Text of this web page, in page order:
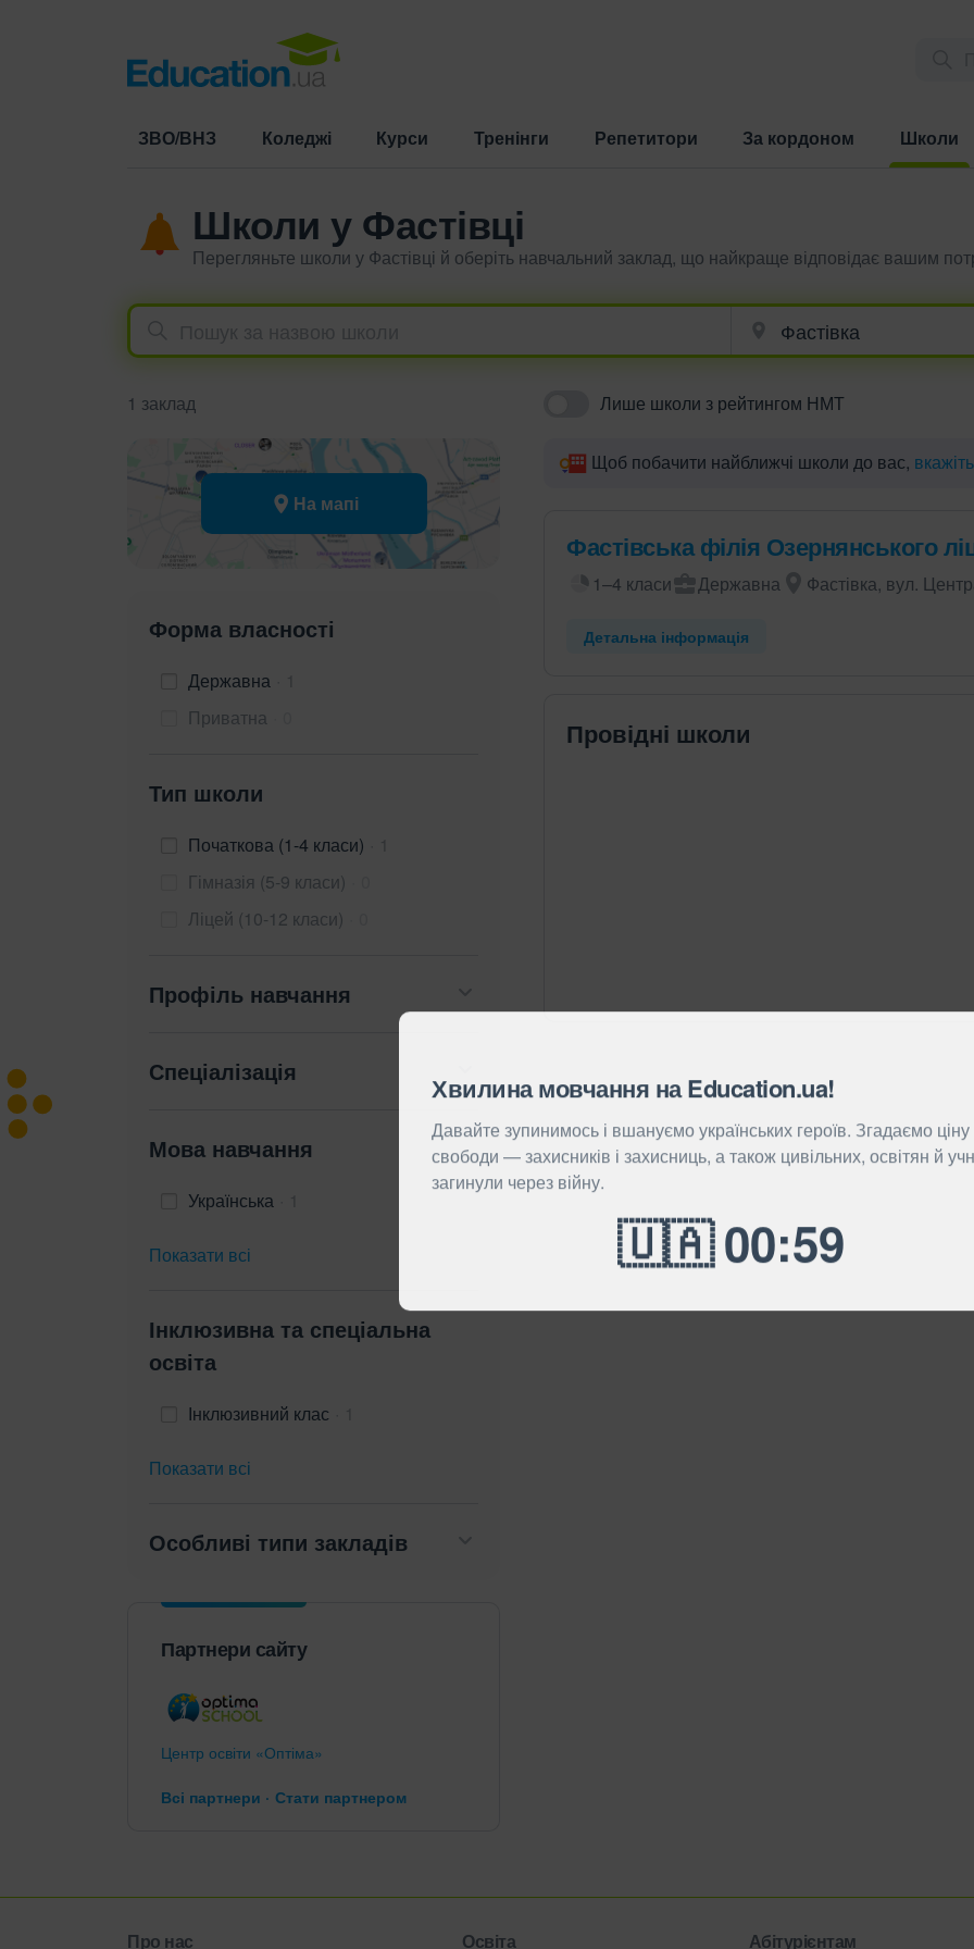
ЗВО/ВНЗ Коледжі Курси Тренінги Репетитори За кордоном
Школи
Школи у Фастівці
Перегляньте школи у Фастівці й оберіть навчальний заклад, що найкраще відповідає вашим
1 заклад Лише школи з рейтингом НМТ
На мапі
Форма власності
Державна
Приватна
Тип школи
Початкова (1-4 класи)
Гімназія (5-9 класи)
Ліцей (10-12 класи)
Профіль навчання
Спеціалізація
Мова навчання
Українська
Показати всі
Інклюзивна та спеціальна
освіта
Інклюзивний клас
Показати всі
Особливі типи закладів
Партнери сайту
Центр освіти «Оптіма»
Всі партнери Стати партнером
Щоб побачити найближчі школи до вас,
Фастівська філія Озернянського
1–4 класи Державна Фастівка, вул.
Детальна інформація
Провідні школи
Про нас Освіта Абітурієнтам
Хвилина мовчання на Education.ua!
Давайте зупинимось і вшануємо українських героїв. Згадаємо ціну
свободи — захисників і захисниць, а також цивільних, освітян й